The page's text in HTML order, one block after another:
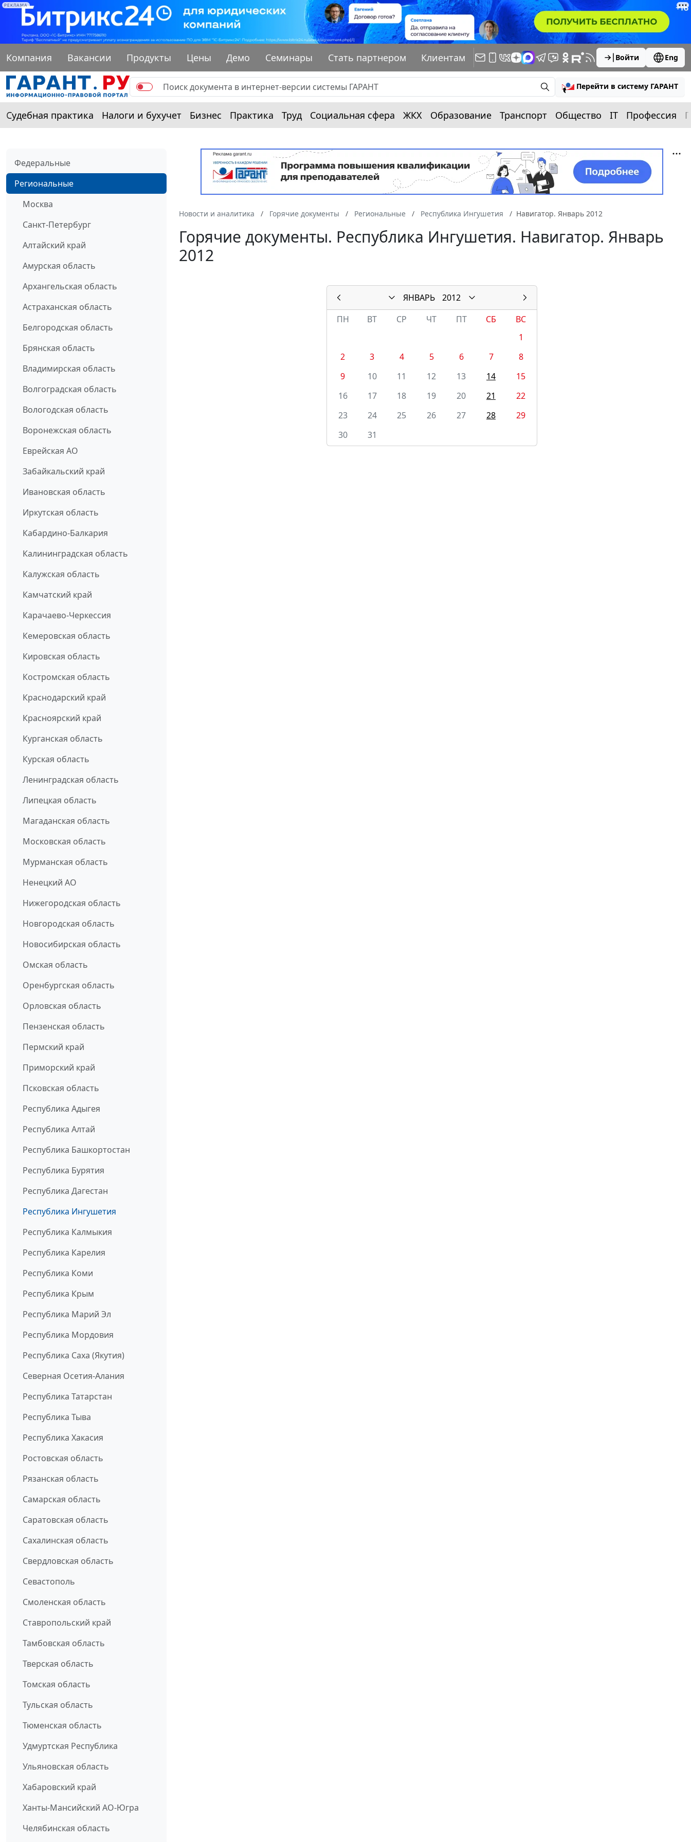
РЕКЛАМА
Компания Вакансии Продукты Цены Демо Семинары Стать партнером Клиентам Войти Eng
Перейти в систему ГАРАНТ
Судебная практика Налоги и бухучет Бизнес Практика Труд Социальная сфера ЖКХ Образование Транспорт Общество IT Профессия
Федеральные
Региональные
Москва
Санкт-Петербург
Алтайский край
Амурская область
Архангельская область
Астраханская область
Белгородская область
Брянская область
Владимирская область
Волгоградская область
Вологодская область
Воронежская область
Еврейская АО
Забайкальский край
Ивановская область
Иркутская область
Кабардино-Балкария
Калининградская область
Калужская область
Камчатский край
Карачаево-Черкессия
Кемеровская область
Кировская область
Костромская область
Краснодарский край
Красноярский край
Курганская область
Курская область
Ленинградская область
Липецкая область
Магаданская область
Московская область
Мурманская область
Ненецкий АО
Нижегородская область
Новгородская область
Новосибирская область
Омская область
Оренбургская область
Орловская область
Пензенская область
Пермский край
Приморский край
Псковская область
Республика Адыгея
Республика Алтай
Республика Башкортостан
Республика Бурятия
Республика Дагестан
Республика Ингушетия
Республика Калмыкия
Республика Карелия
Республика Коми
Республика Крым
Республика Марий Эл
Республика Мордовия
Республика Саха (Якутия)
Северная Осетия-Алания
Республика Татарстан
Республика Тыва
Республика Хакасия
Ростовская область
Рязанская область
Самарская область
Саратовская область
Сахалинская область
Свердловская область
Севастополь
Смоленская область
Ставропольский край
Тамбовская область
Тверская область
Томская область
Тульская область
Тюменская область
Удмуртская Республика
Ульяновская область
Хабаровский край
Ханты-Мансийский АО-Югра
Челябинская область
Новости и аналитика Горячие документы Региональные Республика Ингушетия Навигатор. Январь 2012
Горячие документы. Республика Ингушетия. Навигатор. Январь
2012
ЯНВАРЬ
2012
ПН
ВТ СР ЧТ ПТ СБ
ВС
1
2
3 4 5 6 7
8
9
10 11 12 13 14
15
16
17 18 19 20 21
22
23
24 25 26 27 28
29
30
31